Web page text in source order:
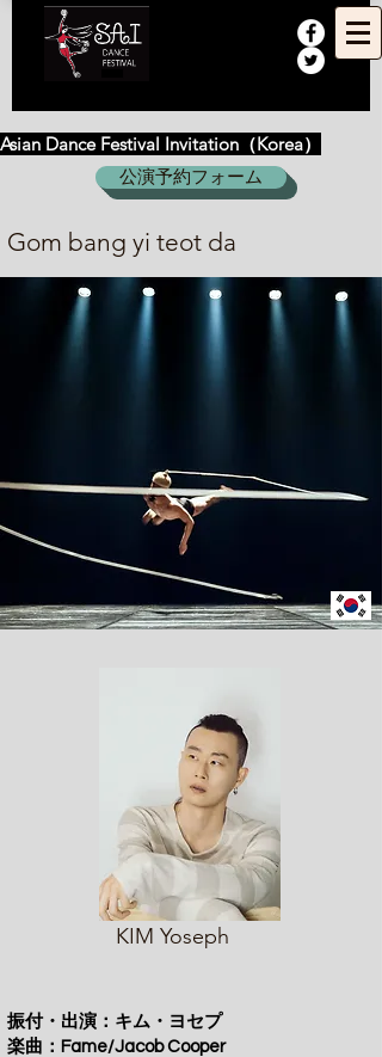
Asian Dance Festival Invitation（Korea）
公演予約フォーム
Gom bang yi teot da
KIM Yoseph
振付・出演：キム・ヨセプ
楽曲：Fame/Jacob Cooper